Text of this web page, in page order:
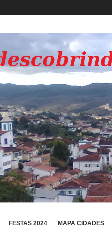
FESTAS 2024 MAPA CIDADES